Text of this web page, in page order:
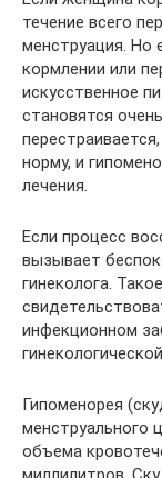
течение всего
менструация. Но
кормлении или
искусственное
становятся
норму, и
лечения.
Если процесс
вызывает
гинеколога.
инфекционном
Гипоменорея
менструального
объема